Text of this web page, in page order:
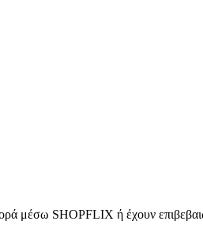
μέσω SHOPFLIX ή έχουν